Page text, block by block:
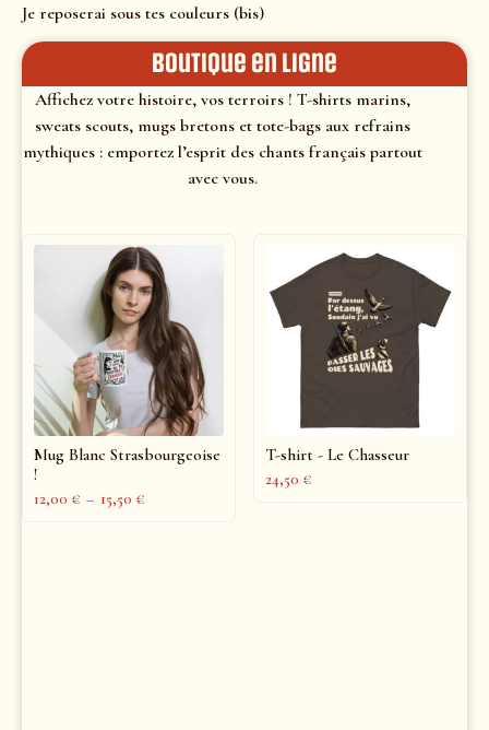
Je reposerai sous tes couleurs (bis)
Boutique en ligne
Affichez votre histoire, vos terroirs ! T-shirts marins,
sweats scouts, mugs bretons et tote-bags aux refrains
mythiques : emportez l’esprit des chants français partout
avec vous.
Mug Blanc Strasbourgeoise
!
12,00 € – 15,50 €
T-shirt - Le Chasseur
24,50 €